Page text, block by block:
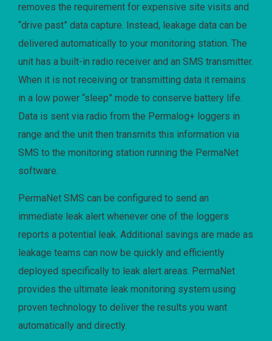
removes the requirement for expensive site visits and
“drive past” data capture. Instead, leakage data can be
delivered automatically to your monitoring station. The
unit has a built-in radio receiver and an SMS transmitter.
When it is not receiving or transmitting data it remains
in a low power “sleep” mode to conserve battery life.
Data is sent via radio from the Permalog+ loggers in
range and the unit then transmits this information via
SMS to the monitoring station running the PermaNet
software.
PermaNet SMS can be configured to send an
immediate leak alert whenever one of the loggers
reports a potential leak. Additional savings are made as
leakage teams can now be quickly and efficiently
deployed specifically to leak alert areas. PermaNet
provides the ultimate leak monitoring system using
proven technology to deliver the results you want
automatically and directly.